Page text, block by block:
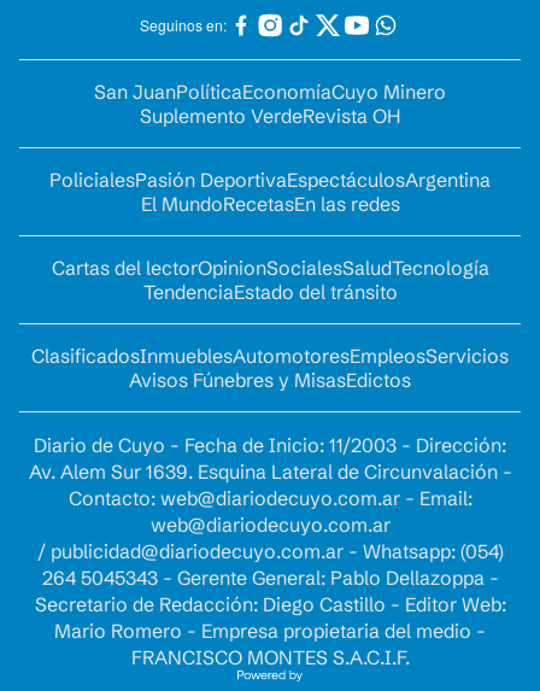
Seguinos en:
San JuanPolíticaEconomíaCuyo Minero
Suplemento VerdeRevista OH
PolicialesPasión DeportivaEspectáculosArgentina
El MundoRecetasEn las redes
Cartas del lectorOpinionSocialesSaludTecnología
TendenciaEstado del tránsito
ClasificadosInmueblesAutomotoresEmpleosServicios
Avisos Fúnebres y MisasEdictos
Diario de Cuyo - Fecha de Inicio: 11/2003 - Dirección:
Av. Alem Sur 1639. Esquina Lateral de Circunvalación -
Contacto: web@diariodecuyo.com.ar- Email:
web@diariodecuyo.com.ar
/ publicidad@diariodecuyo.com.ar- Whatsapp: (054)
264 5045343 - Gerente General: Pablo Dellazoppa -
Secretario de Redacción: Diego Castillo - Editor Web:
Mario Romero - Empresa propietaria del medio -
FRANCISCO MONTES S.A.C.I.F.